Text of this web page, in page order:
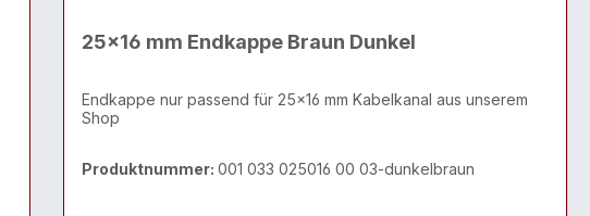
25x16 mm Endkappe Braun Dunkel
Endkappe nur passend für 25x16 mm Kabelkanal aus unserem
Shop
Produktnummer: 001 033 025016 00 03-dunkelbraun